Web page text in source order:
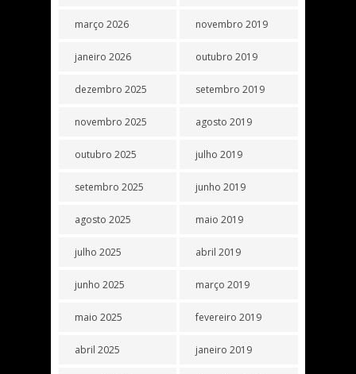
março 2026
janeiro 2026
dezembro 2025
novembro 2025
outubro 2025
setembro 2025
agosto 2025
julho 2025
junho 2025
maio 2025
abril 2025
novembro 2019
outubro 2019
setembro 2019
agosto 2019
julho 2019
junho 2019
maio 2019
abril 2019
março 2019
fevereiro 2019
janeiro 2019